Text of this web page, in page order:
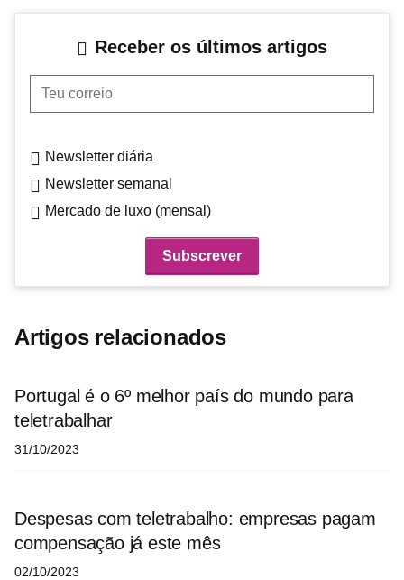
Receber os últimos artigos
Teu correio
Newsletter diária
Newsletter semanal
Mercado de luxo (mensal)
Artigos relacionados
Portugal é o 6º melhor país do mundo para
teletrabalhar
31/10/2023
Despesas com teletrabalho: empresas pagam
compensação já este mês
02/10/2023